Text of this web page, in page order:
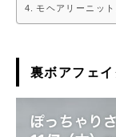
モヘアリーニッ
裏ボアフェ